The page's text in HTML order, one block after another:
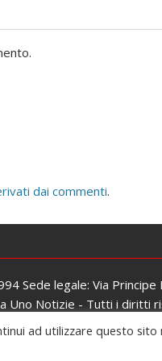
dai commenti.
Sede legale: Via
Uno Notizie - Tutti i
del 06/02/2017
ad utilizzare questo sito